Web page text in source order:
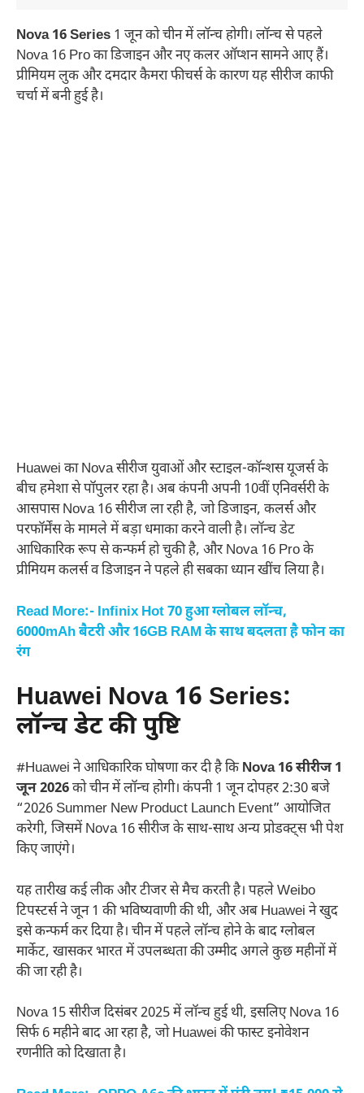
Nova 16 Series 1 जून को चीन में लॉन्च होगी। लॉन्च से पहले
Nova 16 Pro का डिजाइन और नए कलर ऑप्शन सामने आए हैं।
प्रीमियम लुक और दमदार कैमरा फीचर्स के कारण यह सीरीज काफी
चर्चा में बनी हुई है।
Huawei का Nova सीरीज युवाओं और स्टाइल-कॉन्शस यूजर्स के
बीच हमेशा से पॉपुलर रहा है। अब कंपनी अपनी 10वीं एनिवर्सरी के
आसपास Nova 16 सीरीज ला रही है, जो डिजाइन, कलर्स और
परफॉर्मेंस के मामले में बड़ा धमाका करने वाली है। लॉन्च डेट
आधिकारिक रूप से कन्फर्म हो चुकी है, और Nova 16 Pro के
प्रीमियम कलर्स व डिजाइन ने पहले ही सबका ध्यान खींच लिया है।
Read More:- Infinix Hot 70 हुआ ग्लोबल लॉन्च,
6000mAh बैटरी और 16GB RAM के साथ बदलता है फोन का
रंग
Huawei Nova 16 Series:
लॉन्च डेट की पुष्टि
#Huawei ने आधिकारिक घोषणा कर दी है किNova 16 सीरीज 1
जून 2026को चीन में लॉन्च होगी। कंपनी 1 जून दोपहर 2:30 बजे
“2026 Summer New Product Launch Event” आयोजित
करेगी, जिसमें Nova 16 सीरीज के साथ-साथ अन्य प्रोडक्ट्स भी पेश
किए जाएंगे।
यह तारीख कई लीक और टीजर से मैच करती है। पहले Weibo
टिपस्टर्स ने जून 1 की भविष्यवाणी की थी, और अब Huawei ने खुद
इसे कन्फर्म कर दिया है। चीन में पहले लॉन्च होने के बाद ग्लोबल
मार्केट, खासकर भारत में उपलब्धता की उम्मीद अगले कुछ महीनों में
की जा रही है।
Nova 15 सीरीज दिसंबर 2025 में लॉन्च हुई थी, इसलिए Nova 16
सिर्फ 6 महीने बाद आ रहा है, जो Huawei की फास्ट इनोवेशन
रणनीति को दिखाता है।